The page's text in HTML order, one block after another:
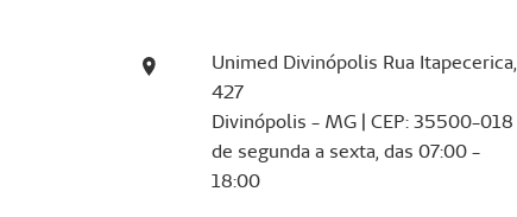
Unimed Divinópolis Rua Itapecerica,
427
Divinópolis - MG | CEP: 35500-018
de segunda a sexta, das 07:00 -
18:00